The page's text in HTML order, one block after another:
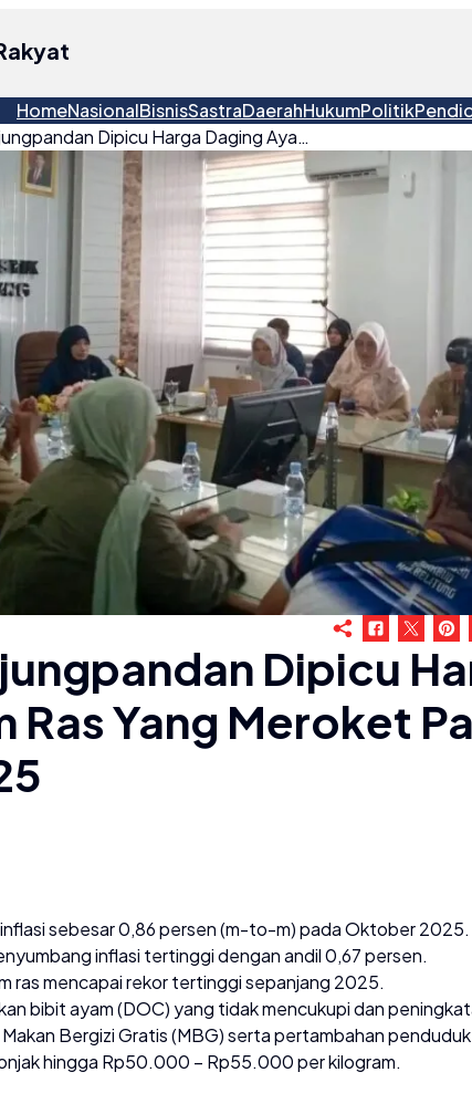
HomeNasionalBisnisSastraDaerahHukumPolitik
Inflasi di Tanjungpandan Dipicu Harga Daging Ayam Ras yang Meroket pada Oktober 2025
Dipicu
Ras Yang Meroket
sebesar 0,86 persen (m-to-m) pada Oktober 2025.
inflasi tertinggi dengan andil 0,67 persen.
ras mencapai rekor tertinggi sepanjang 2025.
bibit ayam (DOC) yang tidak mencukupi dan
Bergizi Gratis (MBG) serta pertambahan
hingga Rp50.000 – Rp55.000 per kilogram.